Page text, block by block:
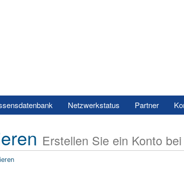
Netzwerkstatus Partner
Erstellen Sie ein Konto